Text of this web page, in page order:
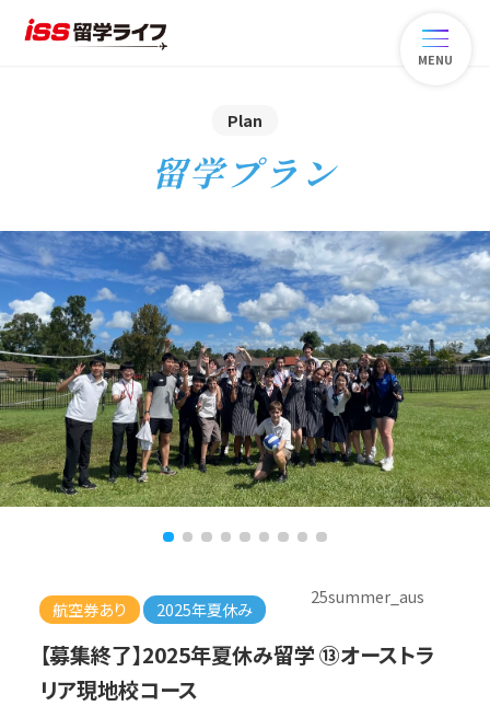
MENU
Plan
留学プラン
航空券あり 2025年夏休み
【募集終了】2025年夏休み留学 ⑬オーストラ
リア現地校コース
25summer_aus